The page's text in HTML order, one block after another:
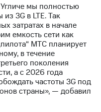
мы полностью
3G в LTE. Так
затратах в начале
емкость сети как
МТС планирует
в течение
поколения
а с 2026 года
частоты 3G под
страны», — добавил